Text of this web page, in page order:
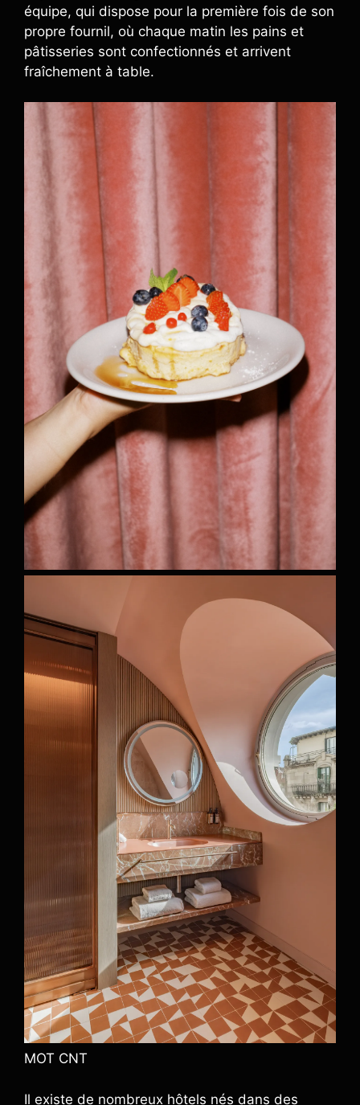
équipe, qui dispose pour la première fois de son
propre fournil, où chaque matin les pains et
pâtisseries sont confectionnés et arrivent
fraîchement à table.
MOT CNT
Il existe de nombreux hôtels nés dans des